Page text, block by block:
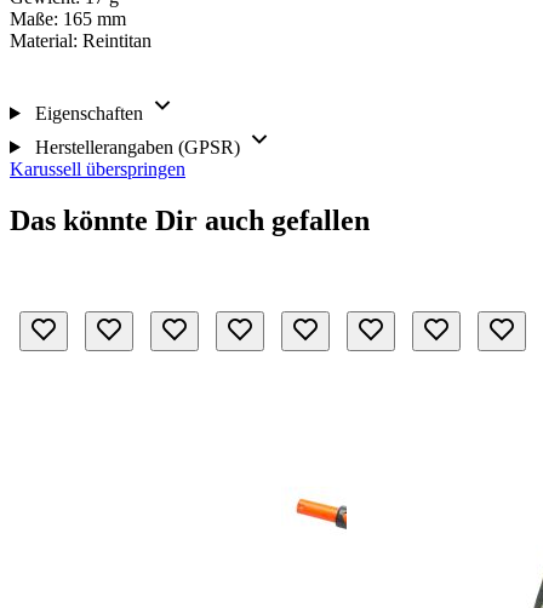
Maße: 165 mm
Material: Reintitan
Eigenschaften
Herstellerangaben (GPSR)
Karussell überspringen
Das könnte Dir auch gefallen